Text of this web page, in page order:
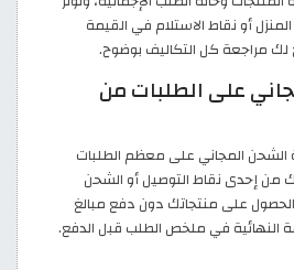
أو نقاط الاستلام في القيمة
لك مراجعة كل التكاليف بوضوح.
على الطلبات من
الشحن المجاني على معظم الطلبات
من إحدى نقاط التوصيل أو الشحن
على منتجاتك دون دفع مبالغ
النهائية في ملخص الطلب قبل الدفع.